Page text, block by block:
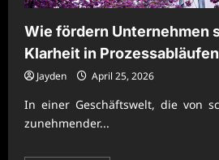
Wie fördern Unternehmen
Klarheit in
Jayden April 25, 2026
In einer Geschäftswelt, die von
zunehmender...